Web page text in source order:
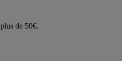
de 50€.